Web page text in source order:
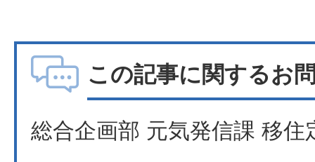
この記事に関するお
総合企画部 元気発信課 移住